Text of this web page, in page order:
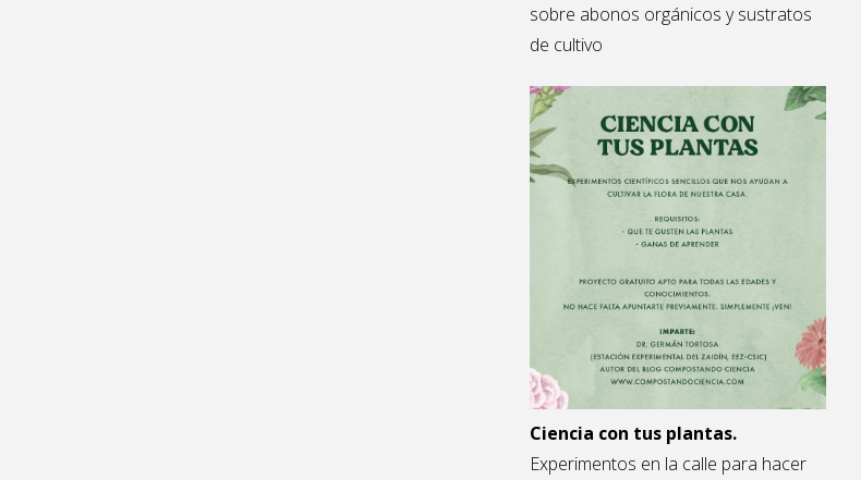
sobre abonos orgánicos y sustratos
de cultivo
Ciencia con tus plantas.
Experimentos en la calle para hacer